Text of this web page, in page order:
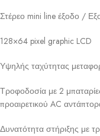
Στέρεο mini line έξοδο /
128×64 pixel graphic LCD
Υψηλής ταχύτητας
Τροφοδοσία με 2
προαιρετικού AC
Δυνατότητα στήριξης με